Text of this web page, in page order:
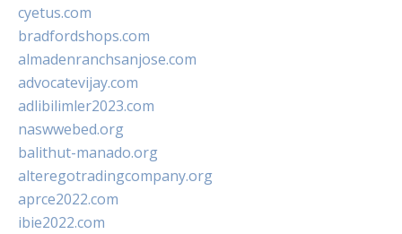
cyetus.com
bradfordshops.com
almadenranchsanjose.com
advocatevijay.com
adlibilimler2023.com
naswwebed.org
balithut-manado.org
alteregotradingcompany.org
aprce2022.com
ibie2022.com